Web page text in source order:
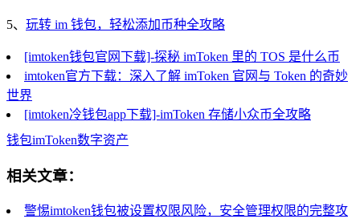
5、 玩转 im 钱包，轻松添加币种全攻略
[imtoken钱包官网下载]-探秘 imToken 里的 TOS 是什么币
imtoken官方下载：深入了解 imToken 官网与 Token 的奇妙
世界
[imtoken冷钱包app下载]-imToken 存储小众币全攻略
钱包imToken数字资产
相关文章：
警惕imtoken钱包被设置权限风险，安全管理权限的完整攻